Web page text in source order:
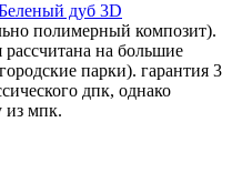
дуб 3D
полимерный композит).
рассчитана на большие
парки). гарантия 3
дпк, однако
из мпк.